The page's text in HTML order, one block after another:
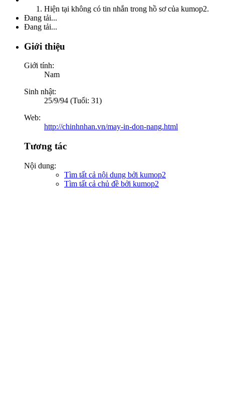
Hiện tại không có tin nhắn trong hồ sơ của kumop2.
Đang tải...
Đang tải...
Giới thiệu
Giới tính:
Nam
Sinh nhật:
25/9/94 (Tuổi: 31)
Web:
http://chinhnhan.vn/may-in-don-nang.html
Tương tác
Nội dung:
Tìm tất cả nội dung bởi kumop2
Tìm tất cả chủ đề bởi kumop2